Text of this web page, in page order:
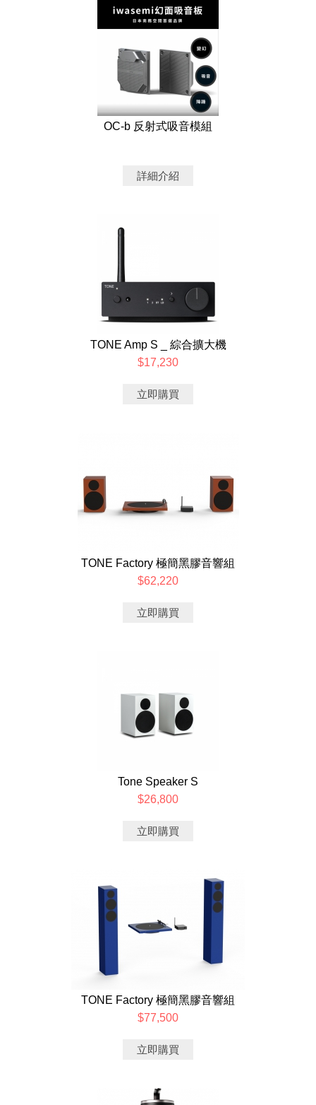
OC-b 反射式吸音模組
詳細介紹
TONE Amp S _ 綜合擴大機
$17,230
立即購買
TONE Factory 極簡黑膠音響組
$62,220
立即購買
Tone Speaker S
$26,800
立即購買
TONE Factory 極簡黑膠音響組
$77,500
立即購買